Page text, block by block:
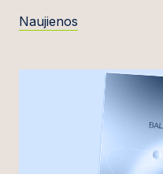
Naujienos